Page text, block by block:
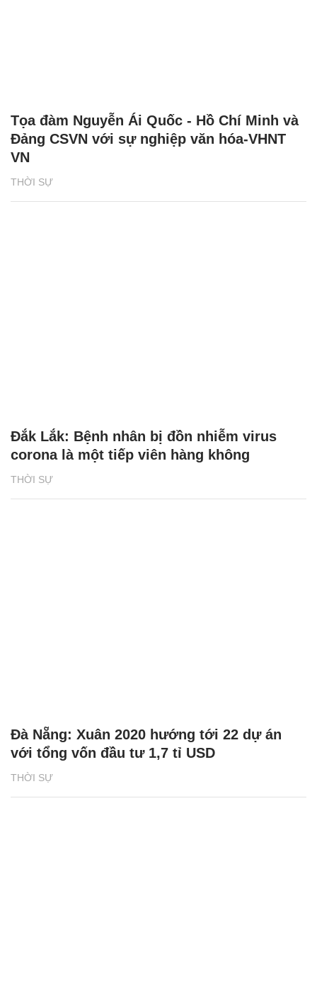
THỜI SỰ
Tọa đàm Nguyễn Ái Quốc - Hồ Chí Minh và
Đảng CSVN với sự nghiệp văn hóa-VHNT
VN
THỜI SỰ
Đắk Lắk: Bệnh nhân bị đồn nhiễm virus
corona là một tiếp viên hàng không
THỜI SỰ
Đà Nẵng: Xuân 2020 hướng tới 22 dự án
với tổng vốn đầu tư 1,7 tỉ USD